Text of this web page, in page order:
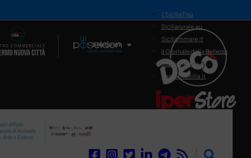
Il Network
il SiciliaTivù
Siciliarurale.eu
Siciliammare.it
Il Giornale della Bellezza
Siciliamedica.it
Sanitainsicilia.it